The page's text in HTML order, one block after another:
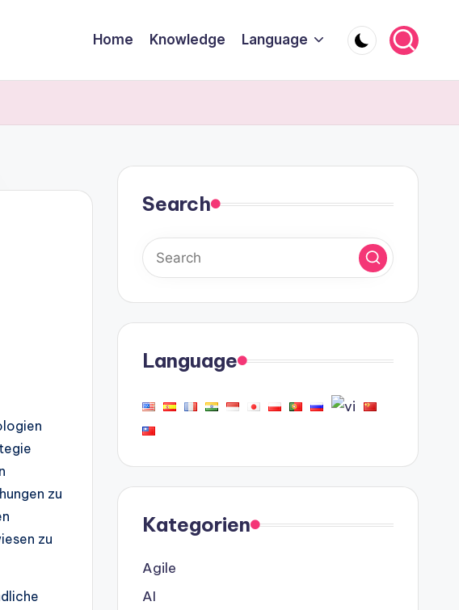
Home Knowledge Language
zu
zu
Search
Language
Kategorien
Agile
AI